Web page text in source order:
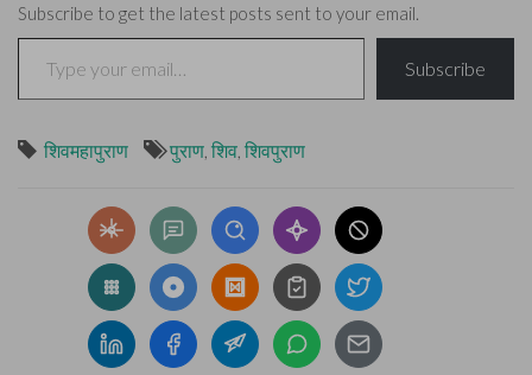
Subscribe to get the latest posts sent to your email.
Type your email…
Subscribe
शिवमहापुराण पुराण शिव शिवपुराण